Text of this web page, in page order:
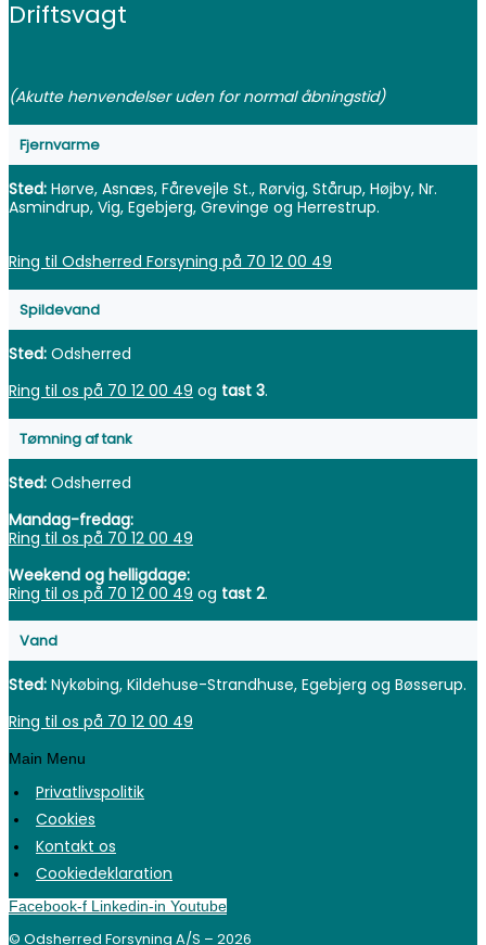
Driftsvagt
(Akutte henvendelser uden for normal åbningstid)
Fjernvarme
Sted: Hørve, Asnæs, Fårevejle St., Rørvig, Stårup, Højby, Nr.
Asmindrup, Vig, Egebjerg, Grevinge og Herrestrup.
Ring til Odsherred Forsyning på 70 12 00 49
Spildevand
Sted: Odsherred
Ring til os på 70 12 00 49 og tast 3.
Tømning af tank
Sted: Odsherred
Mandag-fredag:
Ring til os på 70 12 00 49
Weekend og helligdage:
Ring til os på 70 12 00 49 og tast 2.
Vand
Sted: Nykøbing, Kildehuse-Strandhuse, Egebjerg og Bøsserup.
Ring til os på 70 12 00 49
Main Menu
Privatlivspolitik
Cookies
Kontakt os
Cookiedeklaration
Facebook-f Linkedin-in Youtube
© Odsherred Forsyning A/S – 2026